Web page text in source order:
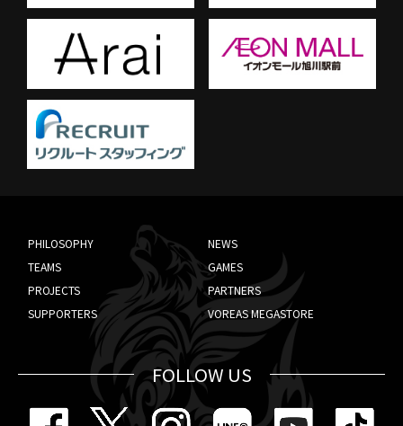
PHILOSOPHY
NEWS
TEAMS
GAMES
PROJECTS
PARTNERS
SUPPORTERS
VOREAS MEGASTORE
FOLLOW US